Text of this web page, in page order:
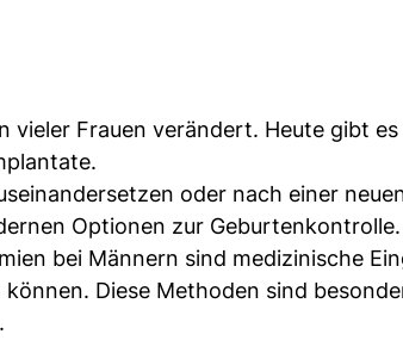
Frauen verändert. Heute gibt
oder nach einer
Optionen zur Geburtenkontrolle.
bei Männern sind medizinische
Diese Methoden sind